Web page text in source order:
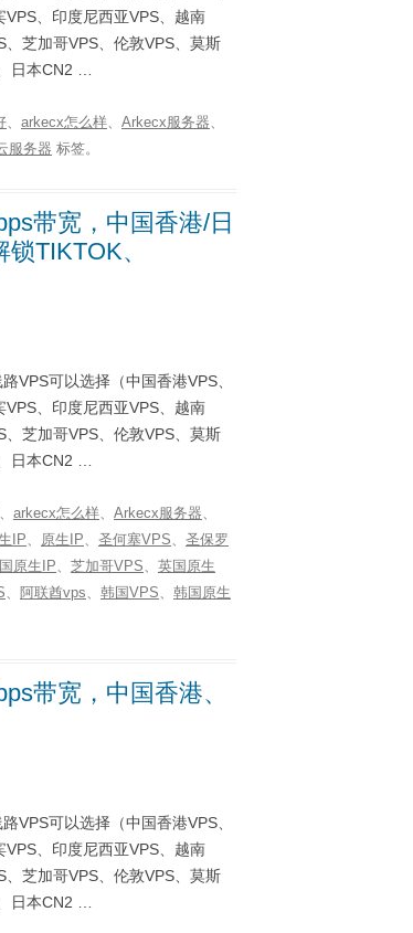
、印度尼西亚VPS、越南
芝加哥VPS、伦敦VPS、莫斯
日本CN2 …
arkecx怎么样 Arkecx服务器
服务器 标签。
带宽，中国香港/日
TIKTOK、
VPS可以选择（中国香港VPS、
、印度尼西亚VPS、越南
芝加哥VPS、伦敦VPS、莫斯
日本CN2 …
arkecx怎么样 Arkecx服务器
IP 原生IP 圣何塞VPS
圣保罗
原生IP 芝加哥VPS
英国原生
阿联酋vps 韩国VPS
韩国原生
带宽，中国香港、
VPS可以选择（中国香港VPS、
、印度尼西亚VPS、越南
芝加哥VPS、伦敦VPS、莫斯
日本CN2 …